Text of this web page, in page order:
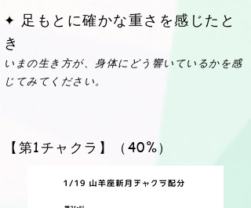
✦ 足もとに確かな重さを感じたと
き
いまの生き方が、身体にどう響いているかを感
じてみてください。
【第1チャクラ】（40%）